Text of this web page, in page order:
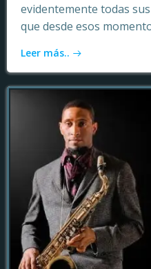
evidentemente todas
que desde esos
Leer más..